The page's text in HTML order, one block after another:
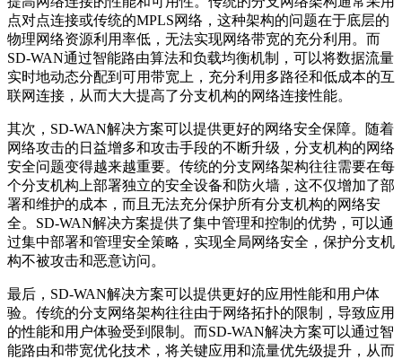
点对点连接或传统的MPLS网络，这种架构的问题在于底层的
物理网络资源利用率低，无法实现网络带宽的充分利用。而
SD-WAN通过智能路由算法和负载均衡机制，可以将数据流量
实时地动态分配到可用带宽上，充分利用多路径和低成本的互
联网连接，从而大大提高了分支机构的网络连接性能。
其次，SD-WAN解决方案可以提供更好的网络安全保障。随着
网络攻击的日益增多和攻击手段的不断升级，分支机构的网络
安全问题变得越来越重要。传统的分支网络架构往往需要在每
个分支机构上部署独立的安全设备和防火墙，这不仅增加了部
署和维护的成本，而且无法充分保护所有分支机构的网络安
全。SD-WAN解决方案提供了集中管理和控制的优势，可以通
过集中部署和管理安全策略，实现全局网络安全，保护分支机
构不被攻击和恶意访问。
最后，SD-WAN解决方案可以提供更好的应用性能和用户体
验。传统的分支网络架构往往由于网络拓扑的限制，导致应用
的性能和用户体验受到限制。而SD-WAN解决方案可以通过智
能路由和带宽优化技术，将关键应用和流量优先级提升，从而